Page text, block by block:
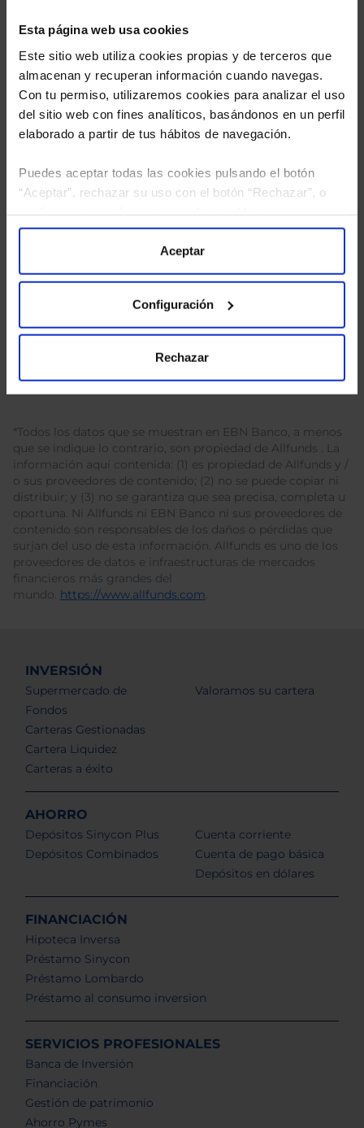
Esta página web usa cookies
Este sitio web utiliza cookies propias y de terceros que
almacenan y recuperan información cuando navegas.
Con tu permiso, utilizaremos cookies para analizar el uso
del sitio web con fines analíticos, basándonos en un perfil
elaborado a partir de tus hábitos de navegación.
Puedes aceptar todas las cookies pulsando el botón
“Aceptar”, rechazar su uso con el botón “Rechazar”, o
“Configuración”. Consulta nuestraPolítica
para más información.
Aceptar
Configuración
Rechazar
He leído
*Todos los datos que se muestran en EBN Banco, a menos
que se indique lo contrario, son propiedad de Allfunds . La
información aquí contenida: (1) es propiedad de Allfunds y /
o sus proveedores de contenido; (2) no se puede copiar ni
distribuir; y (3) no se garantiza que sea precisa, completa u
oportuna. Ni Allfunds ni EBN Banco ni sus proveedores de
contenido son responsables de los daños o pérdidas que
surjan del uso de esta información. Allfunds es uno de los
proveedores de datos e infraestructuras de mercados
financieros más grandes del
mundo. https://www.allfunds.com.
INVERSIÓN
Supermercado de
Fondos
Carteras Gestionadas
Cartera Liquidez
Carteras a éxito
Valoramos su cartera
AHORRO
Depósitos Sinycon Plus
Depósitos Combinados
Cuenta corriente
Cuenta de pago básica
Depósitos en dólares
FINANCIACIÓN
Hipoteca Inversa
Préstamo Sinycon
Préstamo Lombardo
Préstamo al consumo inversion
SERVICIOS PROFESIONALES
Banca de Inversión
Financiación
Gestión de patrimonio
Ahorro Pymes